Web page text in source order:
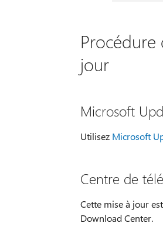
Procédure
jour
Microsoft
Utilisez Microsoft
Centre de
Cette mise à jour
Download Center.